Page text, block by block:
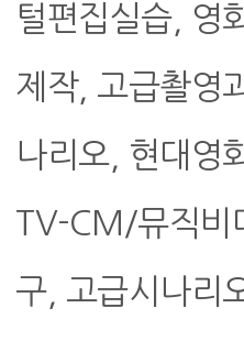
털편집실습, 영
제작, 고급촬영
나리오, 현대영
TV-CM/뮤직비
구, 고급시나리